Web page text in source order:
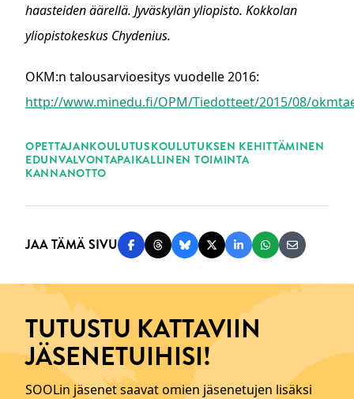
haasteiden äärellä. Jyväskylän yliopisto. Kokkolan
yliopistokeskus Chydenius.
OKM:n talousarvioesitys vuodelle 2016:
http://www.minedu.fi/OPM/Tiedotteet/2015/08/
OPETTAJANKOULUTUSKOULUTUKSEN KEHITTÄMINEN
EDUNVALVONTAPAIKALLINEN TOIMINTA
KANNANOTTO
JAA TÄMÄ SIVU Jaa Facebookissa
Jaa Threadsissa
Jaa Blueskyssä
Jaa Twitterissä
Jaa LinkedInissä
Jaa Jaa
TUTUSTU KATTAVIIN
JÄSENETUIHISI!
SOOLin jäsenet saavat omien jäsenetujen lisäksi